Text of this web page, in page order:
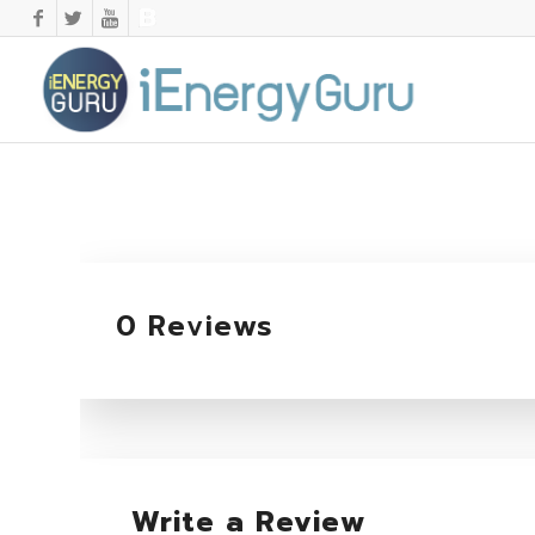
0 Reviews
Write a Review